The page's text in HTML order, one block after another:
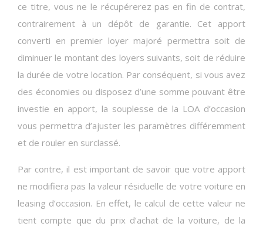
ce titre, vous ne le récupérerez pas en fin de contrat,
contrairement à un dépôt de garantie. Cet apport
converti en premier loyer majoré permettra soit de
diminuer le montant des loyers suivants, soit de réduire
la durée de votre location. Par conséquent, si vous avez
des économies ou disposez d’une somme pouvant être
investie en apport, la souplesse de la LOA d’occasion
vous permettra d’ajuster les paramètres différemment
et de rouler en surclassé.
Par contre, il est important de savoir que votre apport
ne modifiera pas la valeur résiduelle de votre voiture en
leasing d’occasion. En effet, le calcul de cette valeur ne
tient compte que du prix d’achat de la voiture, de la